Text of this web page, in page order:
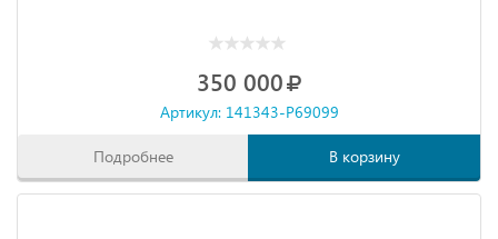
350 000
Артикул: 141343-P69099
Подробнее В корзину